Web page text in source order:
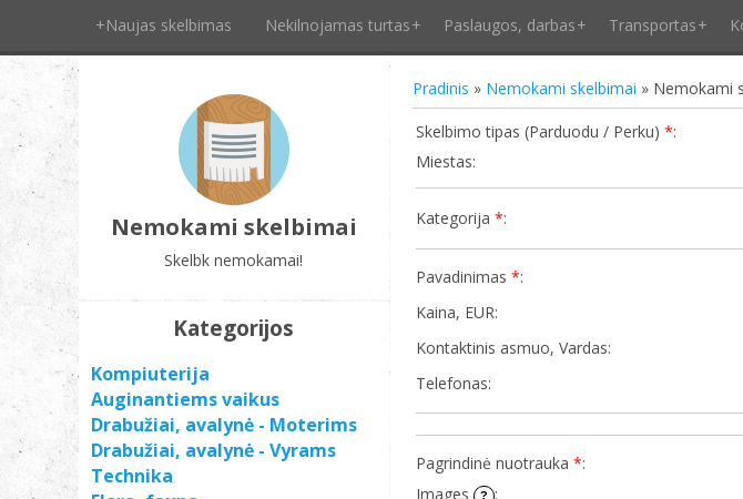
+Naujas skelbimas Nekilnojamas turtas Paslaugos, darbas Transportas
Nemokami skelbimai
Skelbk nemokamai!
Pradinis » Nemokami skelbimai » Nemokami
Skelbimo tipas (Parduodu / Perku) *:
Miestas:
Kategorija *:
Pavadinimas *:
Kaina, EUR:
Kontaktinis asmuo, Vardas:
Telefonas:
Pagrindinė nuotrauka *:
Images
? :
Kategorijos
Kompiuterija
Auginantiems vaikus
Drabužiai, avalynė - Moterims
Drabužiai, avalynė - Vyrams
Technika